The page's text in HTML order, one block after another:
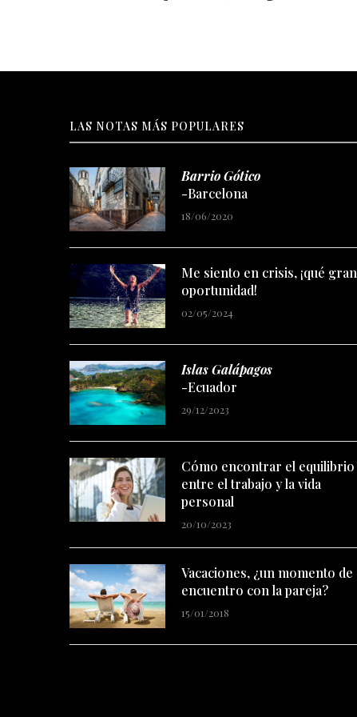
LAS NOTAS MÁS POPULARES
Barrio Gótico
-Barcelona
18/06/2020
Me siento en crisis, ¡qué gran
oportunidad!
02/05/2024
Islas Galápagos
-Ecuador
29/12/2023
Cómo encontrar el equilibrio
entre el trabajo y la vida
personal
20/10/2023
Vacaciones, ¿un momento de
encuentro con la pareja?
15/01/2018